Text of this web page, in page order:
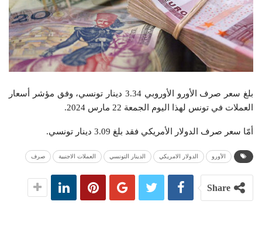
بلغ سعر صرف الأورو الأوروبي 3.34 دينار تونسي، وفق مؤشر أسعار
العملات في تونس لهذا اليوم الجمعة 22 مارس 2024.
أمّا سعر صرف الدولار الأمريكي فقد بلغ 3.09 دينار تونسي.
الأورو الدولار الامريكي الدينار التونسي العملات الاجنبية صرف
Share